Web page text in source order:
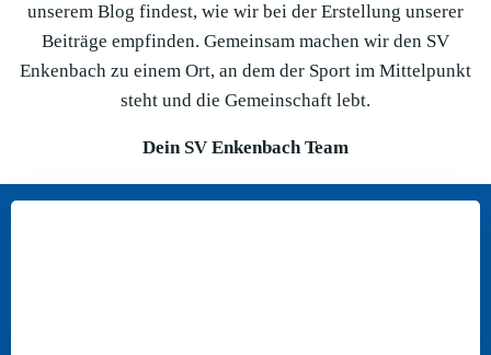
unserem Blog findest, wie wir bei der Erstellung unserer
Beiträge empfinden. Gemeinsam machen wir den SV
Enkenbach zu einem Ort, an dem der Sport im Mittelpunkt
steht und die Gemeinschaft lebt.
Dein SV Enkenbach Team